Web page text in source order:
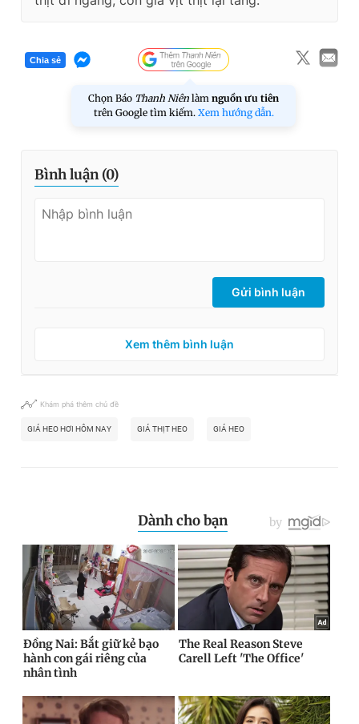
Chia sẻ
Chọn Báo Thanh Niên làm nguồn ưu tiên
trên Google tìm kiếm. Xem hướng dẫn.
Bình luận (0)
Gửi bình luận
Xem thêm bình luận
Khám phá thêm chủ đề
GIÁ HEO HƠI HÔM NAY GIÁ THỊT HEO GIÁ HEO